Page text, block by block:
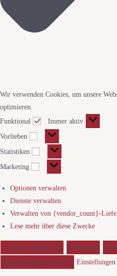
Wir verwenden Cookies, um unsere
optimieren.
Funktional
Immer aktiv
Vorlieben
Statistiken
Marketing
Optionen verwalten
Dienste verwalten
Verwalten von {vendor_count}-
Lese mehr über diese Zwecke
Cookies akzeptieren Ablehnen
Einstellungen speichern
Einstellungen